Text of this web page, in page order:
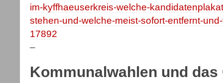
im-kyffhaeuserkreis-welche-
stehen-und-welche-meist-sofort-entfernt-
17892
–
Kommunalwahlen und das